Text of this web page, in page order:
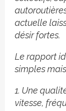
actuelle
désir fortes.
Le rapport
simples
1. Une
vitesse,